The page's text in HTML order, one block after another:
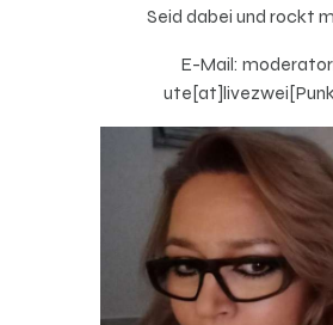
Seid dabei und rockt
E-Mail: